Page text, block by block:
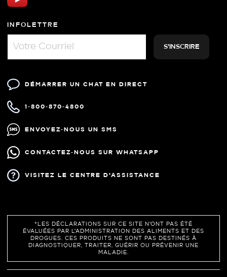
INFOLETTRE
DÉMARRER UN CHAT EN DIRECT
1-800-870-4800
ENVOYEZ-NOUS UN SMS
CONTACTEZ-NOUS SUR WHATSAPP
VISITEZ LE CENTRE D'ASSISTANCE
*LES DÉCLARATIONS SUR CE SITE N'ONT PAS ÉTÉ
ÉVALUÉES PAR L'ADMINISTRATION DES ALIMENTS ET DES
DROGUES. CES PRODUITS NE SONT PAS DESTINÉS À
DIAGNOSTIQUER, TRAITER, GUÉRIR OU PRÉVENIR UNE
MALADIE.